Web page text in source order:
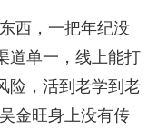
西，一把年纪没
道单一，线上能打
险，活到老学到老
金旺身上没有传